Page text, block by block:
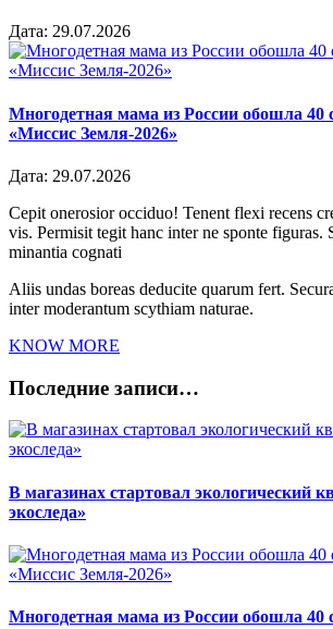
Дата: 29.07.2026
Многодетная мама из России обошла 40
«Миссис Земля-2026»
Дата: 29.07.2026
Cepit onerosior occiduo! Tenent flexi recens
vis. Permisit tegit hanc inter ne sponte figuras.
minantia cognati
Aliis undas boreas deducite quarum fert.
inter moderantum scythiam naturae.
KNOW MORE
Последние записи…
В магазинах стартовал экологический
экоследа»
Многодетная мама из России обошла 40